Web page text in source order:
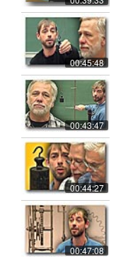
00:45:48
00:43:47
00:44:27
00:47:08